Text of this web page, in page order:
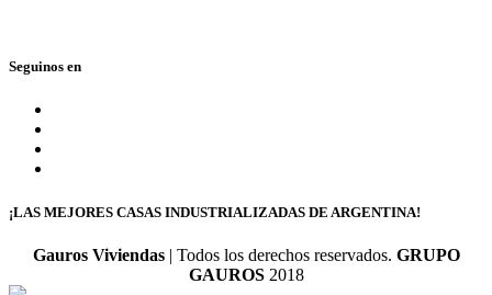
Seguinos en
¡LAS MEJORES CASAS INDUSTRIALIZADAS DE ARGENTINA!
Gauros Viviendas| Todos los derechos reservados. GRUPO
GAUROS2018